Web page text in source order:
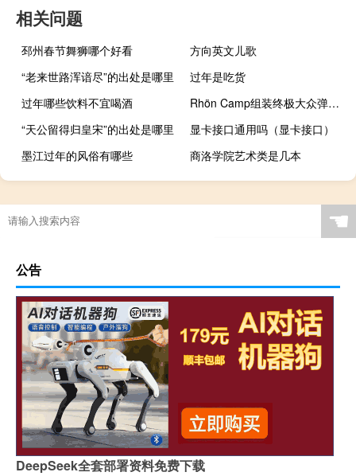
相关问题
邳州春节舞狮哪个好看
方向英文儿歌
“老来世路浑谙尽”的出处是哪里
过年是吃货
过年哪些饮料不宜喝酒
Rhön Camp组装终极大众弹出式露营车
“天公留得归皇宋”的出处是哪里
显卡接口通用吗（显卡接口）
墨江过年的风俗有哪些
商洛学院艺术类是几本
☚
公告
DeepSeek全套部署资料免费下载